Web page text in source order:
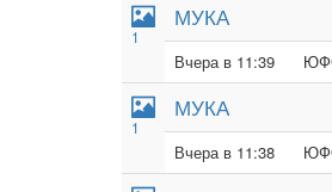
1
МУКА
Вчера в 11:39
1
МУКА
Вчера в 11:38